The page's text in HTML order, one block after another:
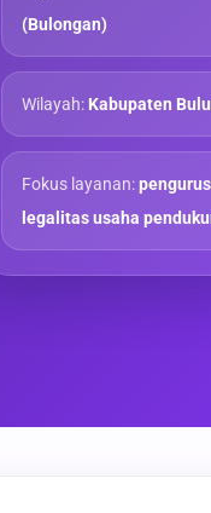
(Bulongan)
Wilayah: Kabupaten
Fokus layanan:
legalitas usaha